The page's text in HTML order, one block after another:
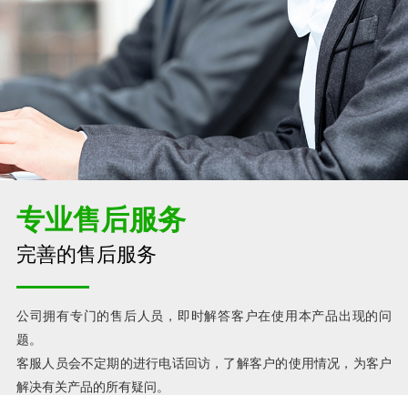
专业售后服务
完善的售后服务
公司拥有专门的售后人员，即时解答客户在使用本产品出现的问
题。
客服人员会不定期的进行电话回访，了解客户的使用情况，为客户
解决有关产品的所有疑问。